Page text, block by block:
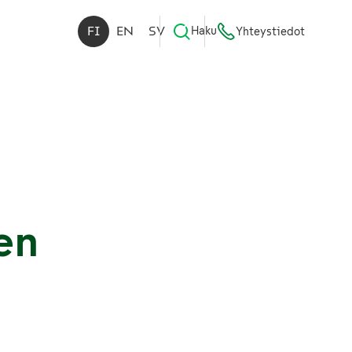
FI EN SV Haku Yhteystiedot